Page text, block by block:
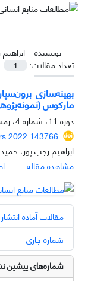
نویسنده =
تعداد مقالات:
1
بهینه‌سازی
مارکوس
دوره 11، شماره 4، زمستان 1400، صفحه
ابراهیم رجب پور،
مشاهده مقاله
مقالات آماده انتشار
شماره جاری
شماره‌های پیشین